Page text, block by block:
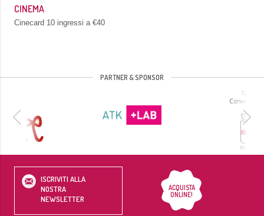
CINEMA
Cinecard 10 ingressi a €40
PARTNER & SPONSOR
ISCRIVITI ALLA
NOSTRA
NEWSLETTER
ACQUISTA
ONLINE!